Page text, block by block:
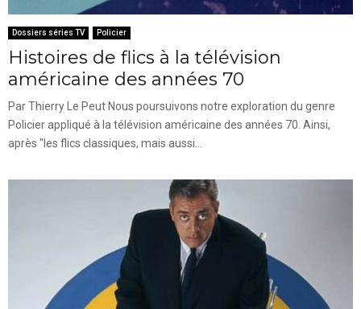
Dossiers séries TV Policier
Histoires de flics à la télévision
américaine des années 70
Par Thierry Le Peut Nous poursuivons notre exploration du genre
Policier appliqué à la télévision américaine des années 70. Ainsi,
après "les flics classiques, mais aussi...